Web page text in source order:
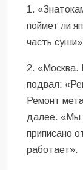
1.
поймет ли
часть
2. «Москва.
подвал:
Ремонт
далее. «Мы
приписано
работает».